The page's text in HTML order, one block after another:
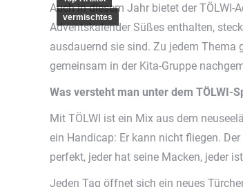
vermischtes
Auch in diesem Jahr bietet der TÖLWI-
Adventskalender Süßes enthalten,
ausdauernd sie sind. Zu jedem Thema
gemeinsam in der Kita-Gruppe
Was versteht man unter dem TÖLWI-
Mit TÖLWI ist ein Mix aus dem
ein Handicap: Er kann nicht fliegen.
perfekt, jeder hat seine Macken, jeder
Jeden Tag öffnet sich ein neues